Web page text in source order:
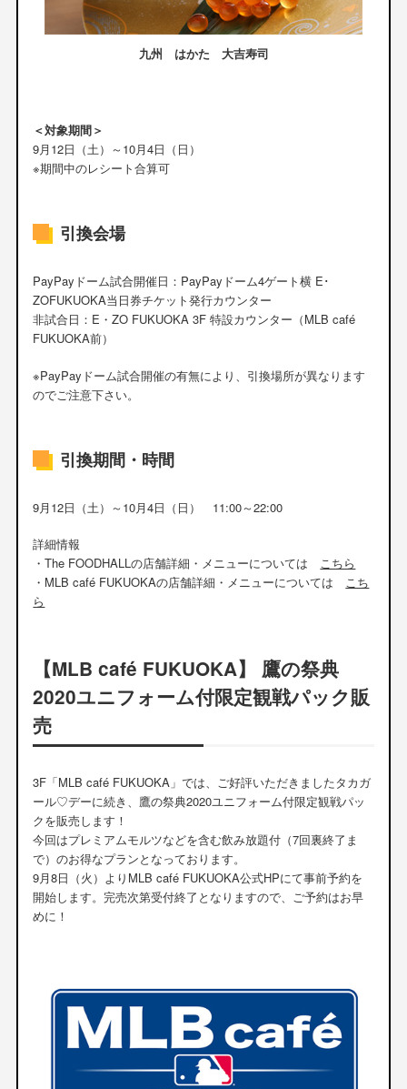
九州 はかた 大吉寿司
＜対象期間＞
9月12日（土）～10月4日（日）
※期間中のレシート合算可
引換会場
PayPayドーム試合開催日：PayPayドーム4ゲート横 E･
ZOFUKUOKA当日券チケット発行カウンター
非試合日：E・ZO FUKUOKA 3F 特設カウンター（MLB café
FUKUOKA前）
※PayPayドーム試合開催の有無により、引換場所が異なります
のでご注意下さい。
引換期間・時間
9月12日（土）～10月4日（日） 11:00～22:00
詳細情報
・The FOODHALLの店舗詳細・メニューについては こちら
・MLB café FUKUOKAの店舗詳細・メニューについては こち
ら
【MLB café FUKUOKA】 鷹の祭典
2020ユニフォーム付限定観戦パック販
売
3F「MLB café FUKUOKA」では、ご好評いただきましたタカガ
ール♡デーに続き、鷹の祭典2020ユニフォーム付限定観戦パッ
クを販売します！
今回はプレミアムモルツなどを含む飲み放題付（7回裏終了ま
で）のお得なプランとなっております。
9月8日（火）よりMLB café FUKUOKA公式HPにて事前予約を
開始します。完売次第受付終了となりますので、ご予約はお早
めに！